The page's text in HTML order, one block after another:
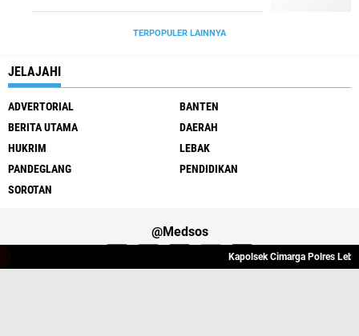
TERPOPULER LAINNYA
JELAJAHI
ADVERTORIAL
BANTEN
BERITA UTAMA
DAERAH
HUKRIM
LEBAK
PANDEGLANG
PENDIDIKAN
SOROTAN
@Medsos
Kapolsek Cimarga Polres